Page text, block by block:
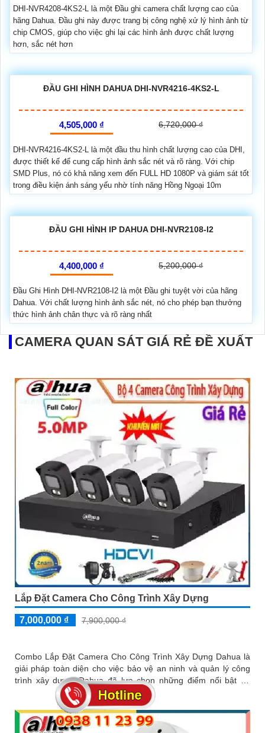
DHI-NVR4208-4KS2-L là một Đầu ghi camera chất lượng cao của
hãng Dahua. Đầu ghi này được trang bị công nghệ xử lý hình ảnh từ
chip CMOS, giúp cho việc ghi lại các hình ảnh được chất lượng
hơn, sắc nét hơn
ĐẦU GHI HÌNH DAHUA DHI-NVR4216-4KS2-L
4,505,000 ₫ 6,720,000 ₫
DHI-NVR4216-4KS2-L là một đầu thu hình chất lượng cao của DHI,
được thiết kế để cung cấp hình ảnh sắc nét và rõ ràng. Với chip
SMD Plus, nó có khả năng xem đến FULL HD 1080P và giám sát tốt
trong điều kiện ánh sáng yếu nhờ tính năng Hồng Ngoại 10m
ĐẦU GHI HÌNH IP DAHUA DHI-NVR2108-I2
4,400,000 ₫ 5,200,000 ₫
Đầu Ghi Hình DHI-NVR2108-I2 là một Đầu ghi tuyệt vời của hãng
Dahua. Với chất lượng hình ảnh sắc nét, nó cho phép bạn thưởng
thức hình ảnh chân thực và rõ ràng nhất
CAMERA QUAN SÁT GIÁ RẺ ĐỀ XUẤT
Lắp Đặt Camera Cho Công Trình Xây Dựng
7,000,000 ₫ 7,900,000 ₫
Combo Lắp Đặt Camera Cho Công Trình Xây Dựng Dahua là
giải pháp toàn diện cho việc bảo vệ an ninh và quản lý công
trình xây dựng. Dahua đã lựa chọn những điểm nổi bật để
mang đến sự tin cậy và chất lượng cao cho khách hàng